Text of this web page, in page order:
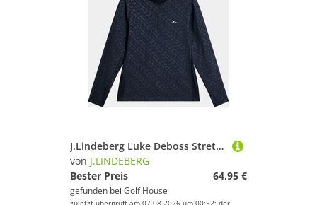
J.Lindeberg Luke Deboss Stretch Midlayer navy
von J.LINDEBERG
Bester Preis
64,95 €
gefunden bei Golf House
zuletzt überprüft am 07.08.2026 um 00:52; der